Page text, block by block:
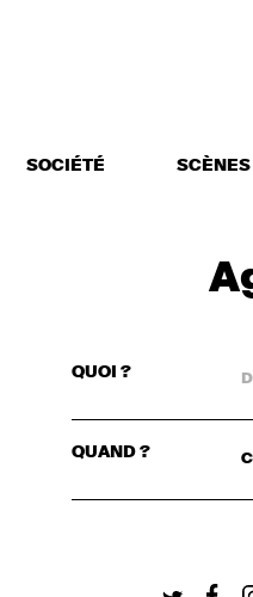
SOCIÉTÉ SCÈNES
QUOI ?
QUAND ?